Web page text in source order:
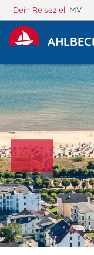
Dein Reiseziel: MV
Foto: